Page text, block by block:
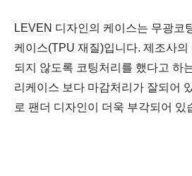
LEVEN 디자인의 케이스는 무광코
케이스(TPU 재질)입니다. 제조사의
되지 않도록 코팅처리를 했다고 하
리케이스 보다 마감처리가 잘되어
로 팬더 디자인이 더욱 부각되어 있